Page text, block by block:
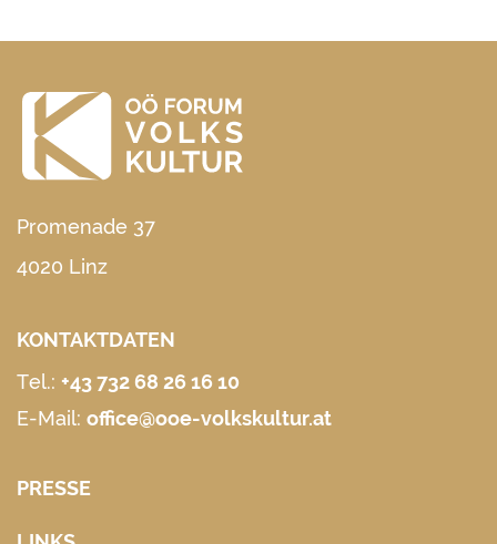
Promenade 37
4020 Linz
KONTAKTDATEN
Tel.: +43 732 68 26 16 10
E-Mail: office@ooe-volkskultur.at
PRESSE